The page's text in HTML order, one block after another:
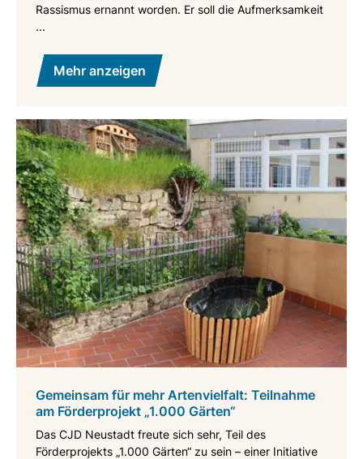
Rassismus ernannt worden. Er soll die Aufmerksamkeit
...
Mehr anzeigen
Gemeinsam für mehr Artenvielfalt: Teilnahme
am Förderprojekt „1.000 Gärten“
Das CJD Neustadt freute sich sehr, Teil des
Förderprojekts „1.000 Gärten“ zu sein – einer Initiative